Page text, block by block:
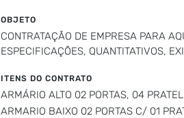
OBJETO
CONTRATAÇÃO DE EMPRESA PARA
ESPECIFICAÇÕES, QUANTITATIVOS,
ITENS DO CONTRATO
ARMÁRIO ALTO 02 PORTAS, 04
ARMARIO BAIXO 02 PORTAS C/ 01